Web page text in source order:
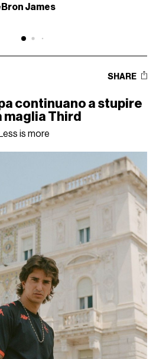
James
SHARE
continuano a stupire
maglia Third
Less is more